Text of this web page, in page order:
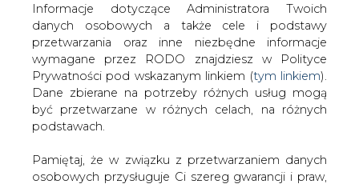
Informacje dotyczące Administratora Twoich
danych osobowych a także cele i podstawy
przetwarzania oraz inne niezbędne informacje
wymagane przez RODO znajdziesz w Polityce
Prywatności pod wskazanym linkiem (tym linkiem).
Dane zbierane na potrzeby różnych usług mogą
być przetwarzane w różnych celach, na różnych
podstawach.
Pamiętaj, że w związku z przetwarzaniem danych
osobowych przysługuje Ci szereg gwarancji i praw,
drukuj
skomentuj
udostępnij
Wywiad z Piotrem Kukurbą